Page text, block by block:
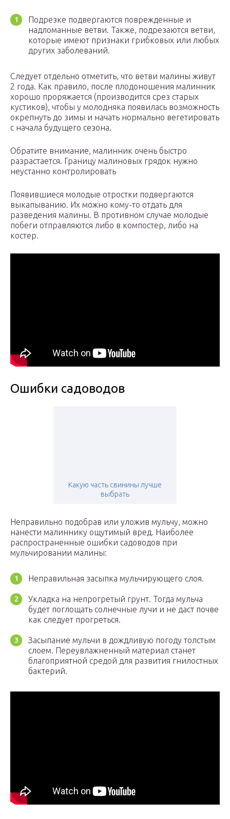
Подрезке подвергаются поврежденные и
надломанные ветви. Также, подрезаются ветви,
которые имеют признаки грибковых или любых
других заболеваний.
Следует отдельно отметить, что ветви малины живут
2 года. Как правило, после плодоношения малинник
хорошо проряжается (производится срез старых
кустиков), чтобы у молодняка появилась возможность
окрепнуть до зимы и начать нормально вегетировать
с начала будущего сезона.
Обратите внимание, малинник очень быстро
разрастается. Границу малиновых грядок нужно
неустанно контролировать
Появившиеся молодые отростки подвергаются
выкапыванию. Их можно кому-то отдать для
разведения малины. В противном случае молодые
побеги отправляются либо в компостер, либо на
костер.
Ошибки садоводов
Какую часть свинины лучше
выбрать
Неправильно подобрав или уложив мульчу, можно
нанести малиннику ощутимый вред. Наиболее
распространенные ошибки садоводов при
мульчировании малины:
Неправильная засыпка мульчирующего слоя.
Укладка на непрогретый грунт. Тогда мульча
будет поглощать солнечные лучи и не даст почве
как следует прогреться.
Засыпание мульчи в дождливую погоду толстым
слоем. Переувлажненный материал станет
благоприятной средой для развития гнилостных
бактерий.